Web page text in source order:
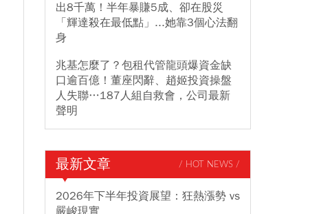
出8千萬！半年暴賺5成、卻在股災
「輝達殺在最低點」...她靠3個心法翻
身
兆基怎麼了？包租代管龍頭爆資金缺
口逾百億！董座閃辭、趙姬投資操盤
人失聯…187人組自救會，公司最新
聲明
最新文章 / HOT NEWS /
2026年下半年投資展望：狂熱漲勢 vs
嚴峻現實